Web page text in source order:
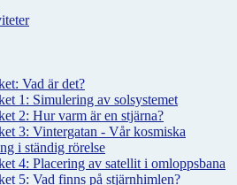
Vad är det?
1: Simulering av solsystemet
2: Hur varm är en stjärna?
3: Vintergatan - Vår kosmiska
i ständig rörelse
4: Placering av satellit i omloppsbana
5: Vad finns på stjärnhimlen?